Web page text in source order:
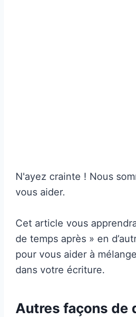
N'ayez crainte ! Nous
vous aider.
Cet article vous
de temps après » en
pour vous aider à
dans votre écriture.
Autres façons de